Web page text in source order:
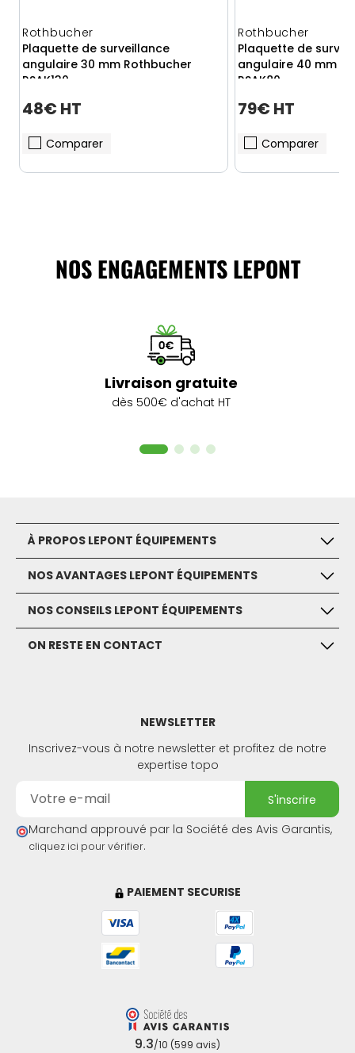
Rothbucher
Plaquette de surveillance
angulaire 30 mm Rothbucher
RSAK130
48€ HT
Comparer
Rothbucher
Plaquette de
angulaire 40 mm
RSAK80
79€ HT
Comparer
NOS ENGAGEMENTS LEPONT
Livraison gratuite
dès 500€ d'achat HT
À PROPOS LEPONT ÉQUIPEMENTS
NOS AVANTAGES LEPONT ÉQUIPEMENTS
NOS CONSEILS LEPONT ÉQUIPEMENTS
ON RESTE EN CONTACT
PAIEMENT SECURISE
9.3/10 (599 avis)
NEWSLETTER
Inscrivez-vous à notre newsletter et profitez de notre
expertise topo
s'inscrire
Marchand approuvé par la Société des Avis Garantis,
cliquez ici pour vérifier.